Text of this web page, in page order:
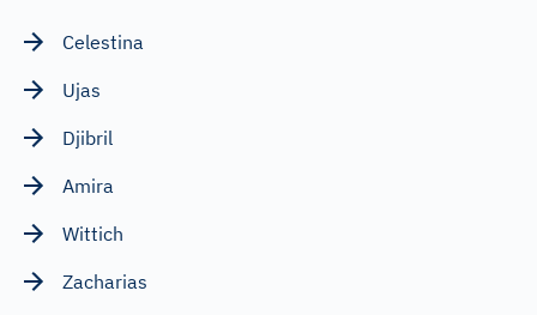
Celestina
Ujas
Djibril
Amira
Wittich
Zacharias